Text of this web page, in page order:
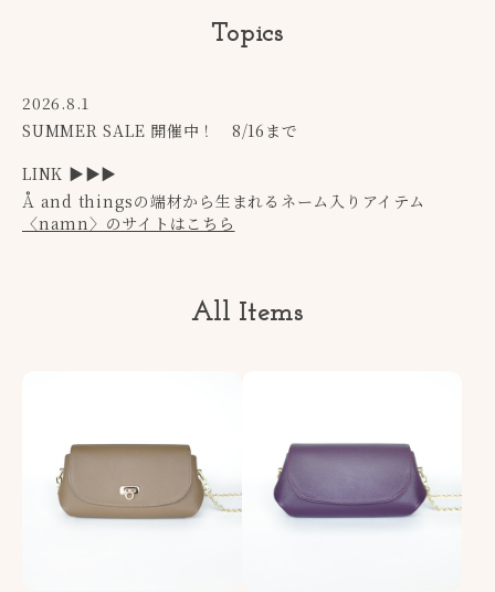
All Items
Topics
2026.8.1
SUMMER SALE 開催中！ 8/16まで
LINK ▶︎▶︎▶︎
Å and thingsの端材から生まれるネーム入りアイテム
〈namn〉のサイトはこちら